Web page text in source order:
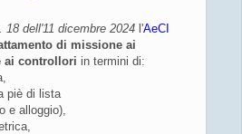
18 dell'11 dicembre 2024l'AeCI
di missione ai
ai controllori in termini di:
piè di lista
e alloggio),